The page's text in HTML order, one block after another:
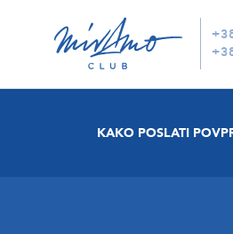
KAKO POSLATI